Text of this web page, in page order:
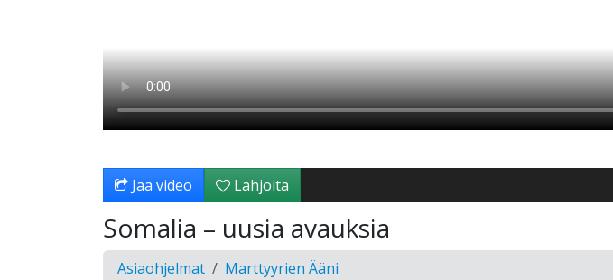
Jaa video Lahjoita
Somalia – uusia avauksia
Asiaohjelmat Marttyyrien Ääni